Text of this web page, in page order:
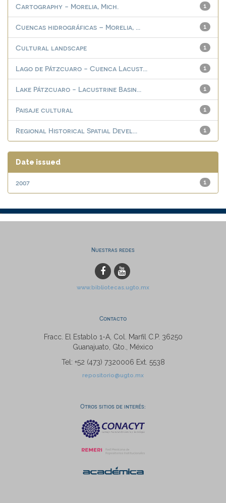
1
Cartography - Morelia, Mich.
1
Cuencas hidrográficas – Morelia, ...
1
Cultural landscape
1
Lago de Pátzcuaro - Cuenca Lacust...
1
Lake Pátzcuaro - Lacustrine Basin...
1
Paisaje cultural
1
Regional Historical Spatial Devel...
Date issued
1
2007
Nuestras redes
www.bibliotecas.ugto.mx
Contacto
Fracc. El Establo 1-A, Col. Marfil C.P. 36250
Guanajuato, Gto., México
Tel: +52 (473) 7320006 Ext. 5538
repositorio@ugto.mx
Otros sitios de interés: